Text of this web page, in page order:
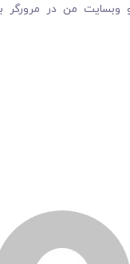
وبسایت من در مرورگر